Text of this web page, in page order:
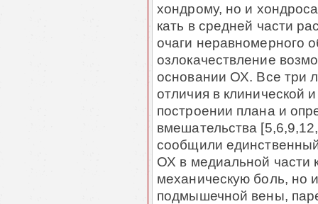
хондрому, но и
кать в средней части
очаги неравномерного
озлокачествление
основа­нии ОХ. Все три
отличия в клинической
построении плана и
вмешательства
сообщили
ОХ в медиальной части
механическую боль, но
подмышечной вены,